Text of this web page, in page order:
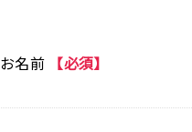
お名前 【必須】